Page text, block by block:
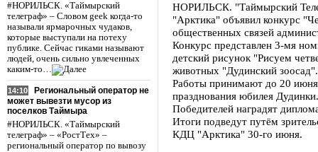
#НОРИЛЬСК. «Таймырский
телеграф» – Словом geek когда-то
называли ярмарочных чудаков,
которые выступали на потеху
публике. Сейчас гиками называют
людей, очень сильно увлеченных
каким-то…
14:10
Региональный оператор не
может вывезти мусор из
поселков Таймыра
#НОРИЛЬСК. «Таймырский
телеграф» – «РостТех» –
региональный оператор по вывозу
НОРИЛЬСК. "Таймырский
"Арктика" объявил конкурс
общественных связей
Конкурс представлен 3-мя
детский рисунок "Рисуем
животных "Дудинский зоосад".
Работы принимают до 20
празднования юбилея Дудинки.
Победителей наградят
Итоги подведут путём
КДЦ "Арктика" 30-го июня.